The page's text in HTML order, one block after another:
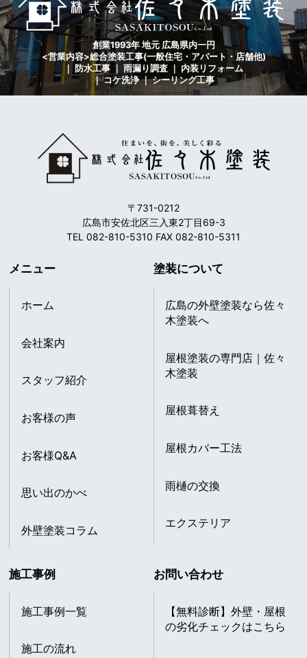
創業1993年 地元 広島県内一円
<営業内容>総合塗装工事(一般住宅・アパート・店舗他)
｜ 防水工事 ｜ 雨漏り調査 ｜ 内装リフォーム
｜ コケ洗浄 ｜ シーリング工事
〒731-0212
広島市安佐北区三入東2丁目69-3
TEL 082-810-5310 FAX 082-810-5311
メニュー
ホーム
会社案内
スタッフ紹介
お客様の声
お客様Q&A
思い出のかべ
外壁塗装コラム
塗装について
広島の外壁塗装なら佐々
木塗装へ
屋根塗装の専門店｜佐々
木塗装
屋根葺替え
屋根カバー工法
雨樋の交換
エクステリア
施工事例
施工事例一覧
施工の流れ
お問い合わせ
【無料診断】外壁・屋根
の劣化チェックはこちら